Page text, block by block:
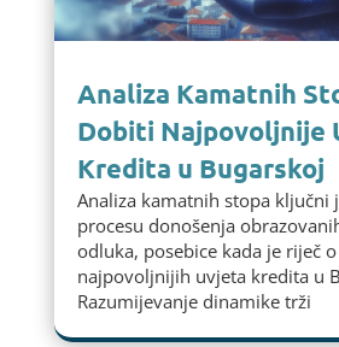
Analiza Kamatnih
Dobiti Najpovoljnije
Kredita u Bugarskoj
Analiza kamatnih stopa ključni
procesu donošenja
odluka, posebice kada je riječ
najpovoljnijih uvjeta kredita u
Razumijevanje dinamike trži